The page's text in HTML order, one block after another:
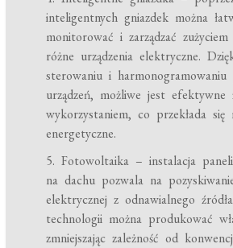
inteligentnych gniazdek można
monitorować i zarządzać
różne urządzenia elektryczne.
sterowaniu i harmonogramowaniu
urządzeń, możliwe jest efektywne
wykorzystaniem, co przekłada się
energetyczne.
5. Fotowoltaika – instalacja paneli
na dachu pozwala na
elektrycznej z odnawialnego
technologii można produkować
zmniejszając zależność od